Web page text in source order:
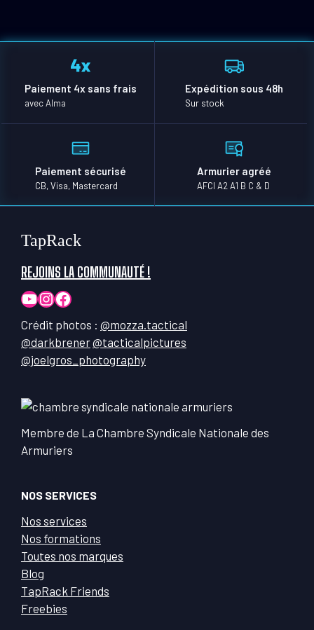
Paiement 4x sans frais
avec Alma
Expédition sous 48h
Sur stock
Paiement sécurisé
CB, Visa, Mastercard
Armurier agréé
AFCI A2 A1 B C & D
TapRack
REJOINS LA COMMUNAUTÉ !
YouTube
Instagram
Facebook
Crédit photos : @mozza.tactical
@darkbrener@tacticalpictures
@joelgros_photography
Membre de La Chambre Syndicale Nationale des
Armuriers
NOS SERVICES
Nos services
Nos formations
Toutes nos marques
Blog
TapRack Friends
Freebies